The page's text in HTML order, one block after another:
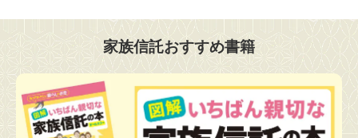
家族信託おすすめ書籍